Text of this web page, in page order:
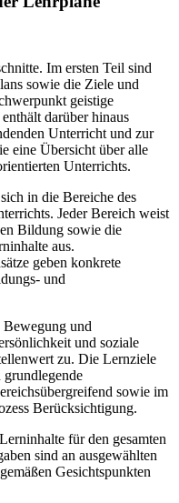
Im ersten Teil sind
sowie die Ziele und
geistige
darüber hinaus
Unterricht und zur
eine Übersicht über alle
Unterrichts.
in die Bereiche des
Jeder Bereich weist
Bildung sowie die
aus.
geben konkrete
und
und
und soziale
zu. Die Lernziele
sowie im
Berücksichtigung.
für den gesamten
sind an ausgewählten
Gesichtspunkten